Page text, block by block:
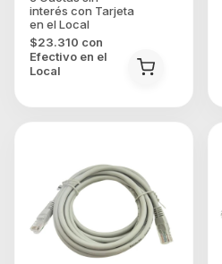
$23.310 con
Efectivo en el
Local